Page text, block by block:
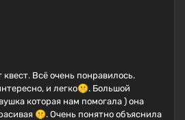
Всё очень понравилось.
и легко🤫. Большой
которая нам помогала ) она
🤫. Очень понятно объяснила